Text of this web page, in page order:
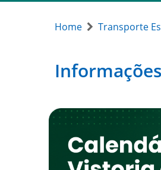
Home Transporte